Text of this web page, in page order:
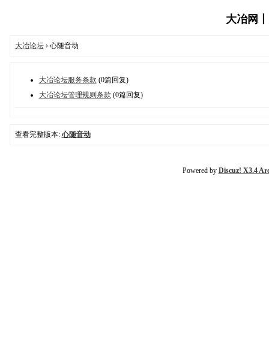
大冶网
大冶论坛› 心随音动
大冶论坛服务条款 (0篇回复)
大冶论坛管理规则条款 (0篇回复)
查看完整版本:心随音动
Powered by Discuz! X3.4